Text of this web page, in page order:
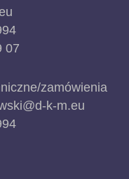
07
zamówienia
k-m.eu